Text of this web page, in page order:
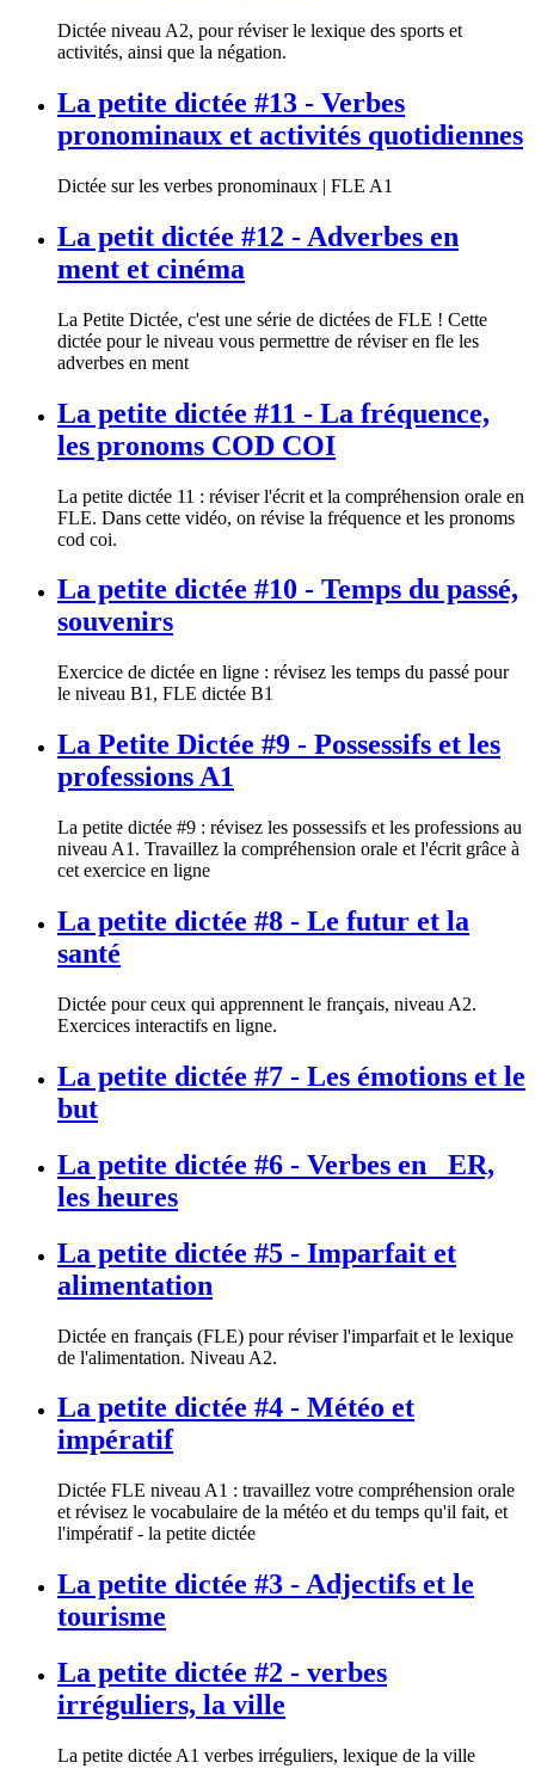
Dictée niveau A2, pour réviser le lexique des sports et
activités, ainsi que la négation.
La petite dictée #13 - Verbes
pronominaux et activités quotidiennes
Dictée sur les verbes pronominaux | FLE A1
La petit dictée #12 - Adverbes en
ment et cinéma
La Petite Dictée, c'est une série de dictées de FLE ! Cette
dictée pour le niveau vous permettre de réviser en fle les
adverbes en ment
La petite dictée #11 - La fréquence,
les pronoms COD COI
La petite dictée 11 : réviser l'écrit et la compréhension orale en
FLE. Dans cette vidéo, on révise la fréquence et les pronoms
cod coi.
La petite dictée #10 - Temps du passé,
souvenirs
Exercice de dictée en ligne : révisez les temps du passé pour
le niveau B1, FLE dictée B1
La Petite Dictée #9 - Possessifs et les
professions A1
La petite dictée #9 : révisez les possessifs et les professions au
niveau A1. Travaillez la compréhension orale et l'écrit grâce à
cet exercice en ligne
La petite dictée #8 - Le futur et la
santé
Dictée pour ceux qui apprennent le français, niveau A2.
Exercices interactifs en ligne.
La petite dictée #7 - Les émotions et le
but
La petite dictée #6 - Verbes en _ER,
les heures
La petite dictée #5 - Imparfait et
alimentation
Dictée en français (FLE) pour réviser l'imparfait et le lexique
de l'alimentation. Niveau A2.
La petite dictée #4 - Météo et
impératif
Dictée FLE niveau A1 : travaillez votre compréhension orale
et révisez le vocabulaire de la météo et du temps qu'il fait, et
l'impératif - la petite dictée
La petite dictée #3 - Adjectifs et le
tourisme
La petite dictée #2 - verbes
irréguliers, la ville
La petite dictée A1 verbes irréguliers, lexique de la ville